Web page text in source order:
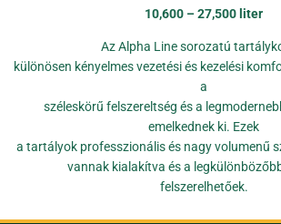
10,600 – 27,500 liter
Az Alpha Line sorozatú
különösen kényelmes vezetési és kezelési
a
széleskörű felszereltség és a
emelkednek ki. Ezek
a tartályok professzionális és nagy volumenű
vannak kialakítva és a
felszerelhetőek.